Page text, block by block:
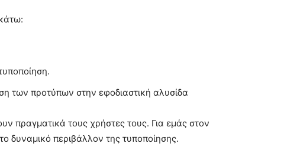
των προτύπων στην εφοδιαστική αλυσίδα
πραγματικά τους χρήστες τους. Για εμάς στον
δυναμικό περιβάλλον της τυποποίησης.